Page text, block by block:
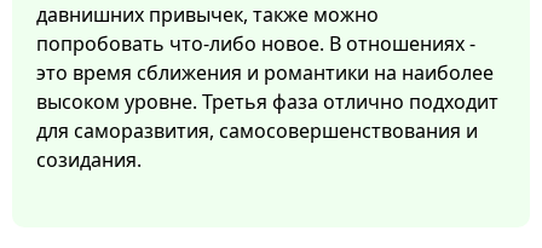
давнишних привычек, также можно
попробовать что-либо новое. В отношениях -
это время сближения и романтики на наиболее
высоком уровне. Третья фаза отлично подходит
для саморазвития, самосовершенствования и
созидания.